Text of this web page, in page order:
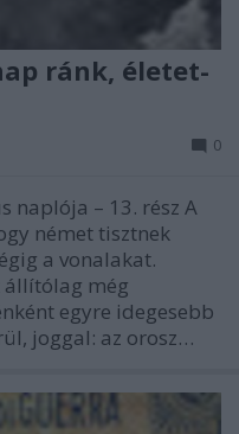
ránk, életet-
0
naplója – 13. rész A
német tisztnek
a vonalakat.
állítólag még
egyre idegesebb
joggal: az orosz…